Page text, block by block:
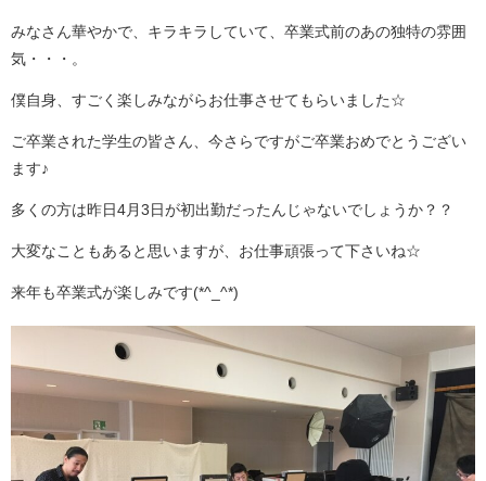
みなさん華やかで、キラキラしていて、卒業式前のあの独特の雰囲
気・・・。
僕自身、すごく楽しみながらお仕事させてもらいました☆
ご卒業された学生の皆さん、今さらですがご卒業おめでとうござい
ます♪
多くの方は昨日4月3日が初出勤だったんじゃないでしょうか？？
大変なこともあると思いますが、お仕事頑張って下さいね☆
来年も卒業式が楽しみです(*^_^*)